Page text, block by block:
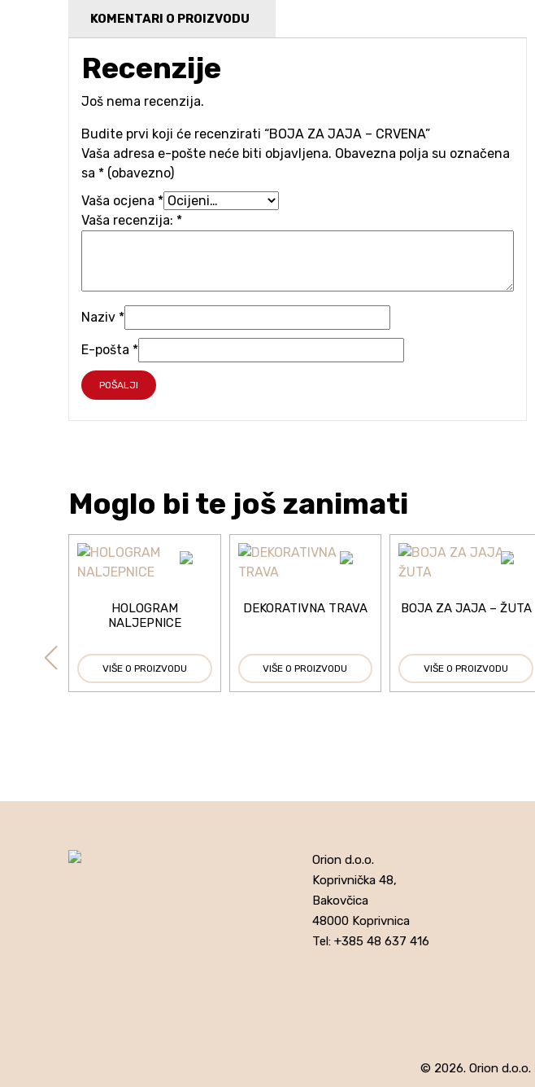
KOMENTARI O PROIZVODU
Recenzije
Još nema recenzija.
Budite prvi koji će recenzirati “BOJA ZA JAJA – CRVENA”
Vaša adresa e-pošte neće biti objavljena. Obavezna polja su označena
sa * (obavezno)
Vaša ocjena *
Vaša recenzija: *
Naziv *
E-pošta *
Moglo bi te još zanimati
HOLOGRAM
NALJEPNICE
VIŠE O PROIZVODU
DEKORATIVNA TRAVA
VIŠE O PROIZVODU
BOJA ZA JAJA – ŽUTA
VIŠE O PROIZVODU
Orion d.o.o.
Koprivnička 48,
Bakovčica
48000 Koprivnica
Tel: +385 48 637 416
© 2026. Orion d.o.o.